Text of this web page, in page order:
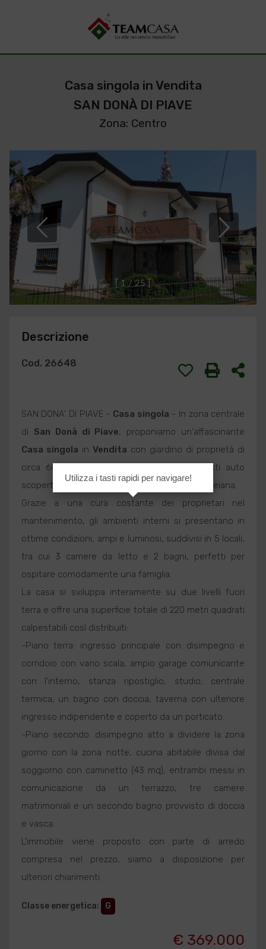
Casa singola in Vendita
SAN DONÀ DI PIAVE
Zona: Centro
[ 1 / 25 ]
Descrizione
Cod. 26648
SAN DONA' DI PIAVE - Casa singola - In zona centrale
di San Donà di Piave, proponiamo un'affascinante
Casa singola in Vendita con giardino di proprietà di
circa 600 metri quadri, con due e più posti auto
scoperti e altri due posti auto coperti da pompeiana.
Grazie a una cura costante dei proprietari nel
mantenimento, gli ambienti interni si presentano in
ottime condizioni, ampi e luminosi, suddivisi in 5 locali,
tra cui 3 camere da letto e 2 bagni, perfetti per
ospitare comodamente una famiglia.
La casa si sviluppa interamente su due livelli fuori
terra e offre una superficie totale di 220 metri quadrati
calpestabili così distribuiti:
-Piano terra: ingresso principale con disimpegno e
corridoio con vano scala, ampio garage comunicante
con l'interno, stanza ripostiglio, studio, centrale
termica, un bagno con doccia, taverna con ulteriore
ingresso indipendente e coperto da un porticato.
-Piano secondo: disimpegno atto a dividere la zona
giorno con la zona notte, cucina abitabile divisa dal
soggiorno con caminetto (43 mq), entrambi messi in
comunicazione da un terrazzo, tre camere
matrimoniali e un secondo bagno provvisto di doccia
e vasca.
L'immobile viene proposto con parte di arredo
compresa nel prezzo, siamo a disposizione per
ulteriori chiarimenti.
Classe energetica: G
€ 369.000
Utilizza i tasti rapidi per navigare!